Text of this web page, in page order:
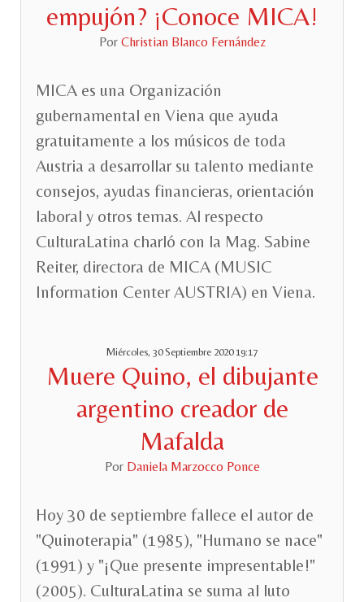
empujón? ¡Conoce MICA!
Por Christian Blanco Fernández
MICA es una Organización
gubernamental en Viena que ayuda
gratuitamente a los músicos de toda
Austria a desarrollar su talento mediante
consejos, ayudas financieras, orientación
laboral y otros temas. Al respecto
CulturaLatina charló con la Mag. Sabine
Reiter, directora de MICA (MUSIC
Information Center AUSTRIA) en Viena.
Miércoles, 30 Septiembre 2020 19:17
Muere Quino, el dibujante
argentino creador de
Mafalda
Por Daniela Marzocco Ponce
Hoy 30 de septiembre fallece el autor de
"Quinoterapia" (1985), "Humano se nace"
(1991) y "¡Que presente impresentable!"
(2005). CulturaLatina se suma al luto